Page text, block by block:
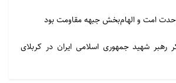
امت و الهام‌بخش جبهه مقاومت بود
رهبر شهید جمهوری اسلامی ایران در کربلای